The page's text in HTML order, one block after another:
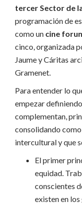
tercer Sector de
programación de
como un cine
cinco, organizada
Jaume y Cáritas
Gramenet.
Para entender lo
empezar
complementan,
consolidando
intercultural y que
El primer
equidad.
conscientes
existen en